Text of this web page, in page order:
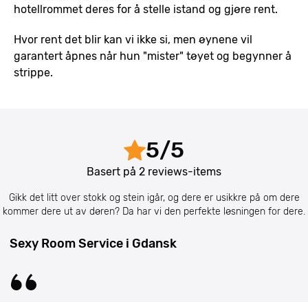
hotellrommet deres for å stelle istand og gjøre rent.
Hvor rent det blir kan vi ikke si, men øynene vil
garantert åpnes når hun "mister" tøyet og begynner å
strippe.
5/5
Basert på 2 reviews-items
Gikk det litt over stokk og stein igår, og dere er usikkre på om dere
kommer dere ut av døren? Da har vi den perfekte løsningen for dere.
Sexy Room Service i Gdansk